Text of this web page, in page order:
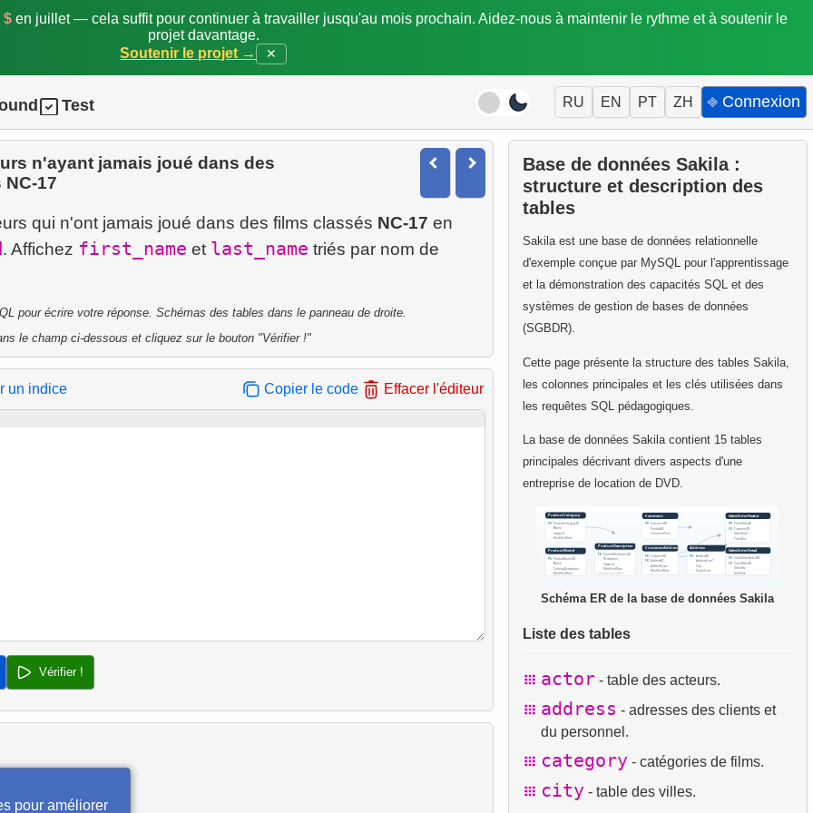
$en juillet — cela suffit pour continuer à travailler jusqu'au mois prochain. Aidez-nous à maintenir le rythme et à soutenir le
projet davantage.
Soutenir le projet →
✕
Test RU EN PT ZH ⎆ Connexion
n'ayant jamais joué dans des
NC-17
qui n'ont jamais joué dans des films classés NC-17 en
. Affichez first_name et last_name triés par nom de
pour écrire votre réponse. Schémas des tables dans le panneau de droite.
le champ ci-dessous et cliquez sur le bouton "Vérifier !"
un indice Copier le code Effacer l'éditeur
Vérifier !
Base de données Sakila :
structure et description des
tables
Sakila est une base de données relationnelle
d'exemple conçue par MySQL pour l'apprentissage
et la démonstration des capacités SQL et des
systèmes de gestion de bases de données
(SGBDR).
Cette page présente la structure des tables Sakila,
les colonnes principales et les clés utilisées dans
les requêtes SQL pédagogiques.
La base de données Sakila contient 15 tables
principales décrivant divers aspects d'une
entreprise de location de DVD.
Schéma ER de la base de données Sakila
Liste des tables
actor - table des acteurs.
address - adresses des clients et
du personnel.
category - catégories de films.
city - table des villes.
pour améliorer